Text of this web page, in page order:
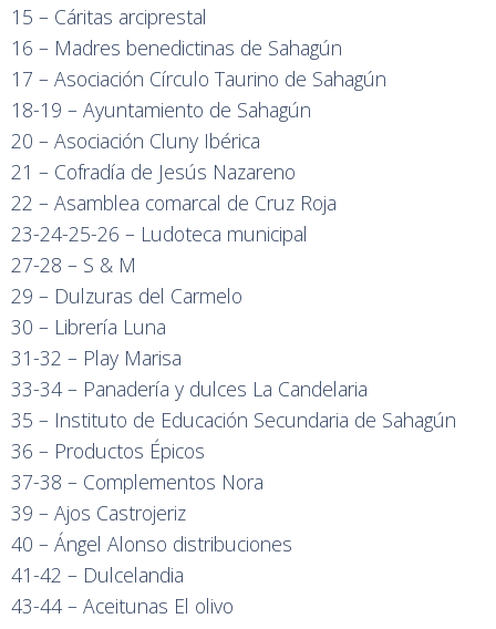
15 – Cáritas arciprestal
16 – Madres benedictinas de Sahagún
17 – Asociación Círculo Taurino de Sahagún
18-19 – Ayuntamiento de Sahagún
20 – Asociación Cluny Ibérica
21 – Cofradía de Jesús Nazareno
22 – Asamblea comarcal de Cruz Roja
23-24-25-26 – Ludoteca municipal
27-28 – S & M
29 – Dulzuras del Carmelo
30 – Librería Luna
31-32 – Play Marisa
33-34 – Panadería y dulces La Candelaria
35 – Instituto de Educación Secundaria de Sahagún
36 – Productos Épicos
37-38 – Complementos Nora
39 – Ajos Castrojeriz
40 – Ángel Alonso distribuciones
41-42 – Dulcelandia
43-44 – Aceitunas El olivo